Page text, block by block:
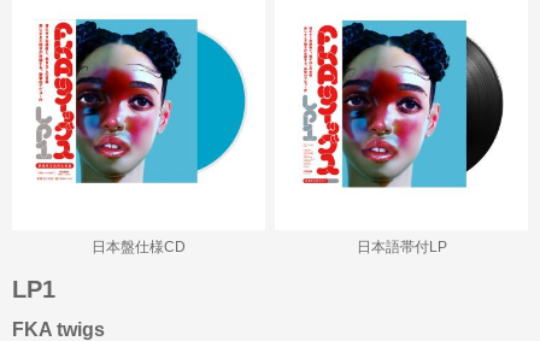
日本盤仕様CD 日本語帯付LP
LP1
FKA twigs